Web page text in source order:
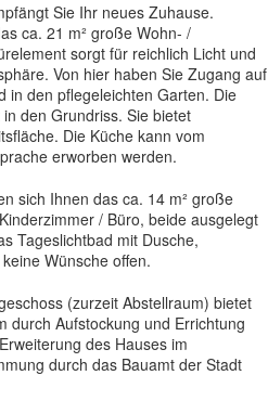
Sie Ihr neues Zuhause.
ca. 21 m² große Wohn- /
sorgt für reichlich Licht und
Von hier haben Sie Zugang auf
in den pflegeleichten Garten. Die
den Grundriss. Sie bietet
Die Küche kann vom
erworben werden.
sich Ihnen das ca. 14 m² große
/ Büro, beide ausgelegt
Tageslichtbad mit Dusche,
Wünsche offen.
(zurzeit Abstellraum) bietet
durch Aufstockung und Errichtung
des Hauses im
durch das Bauamt der Stadt